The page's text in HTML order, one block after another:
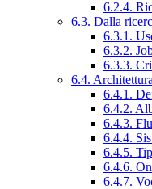
6.2.4.
6.3. Dalla
6.3.1.
6.3.2.
6.3.3.
6.4.
6.4.1.
6.4.2.
6.4.3.
6.4.4.
6.4.5.
6.4.6.
6.4.7.